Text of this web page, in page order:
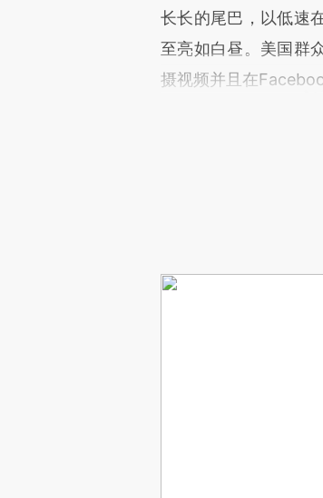
长长的尾巴，以低速
至亮如白昼。美国群
摄视频并且在